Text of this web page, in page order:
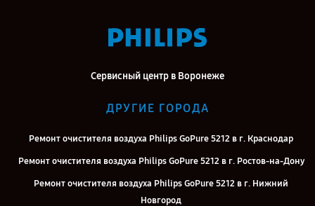
Сервисный центр в Воронеже
ДРУГИЕ ГОРОДА
Ремонт очистителя воздуха Philips GoPure 5212 в г. Краснодар
Ремонт очистителя воздуха Philips GoPure 5212 в г. Ростов-на-Дону
Ремонт очистителя воздуха Philips GoPure 5212 в г. Нижний
Новгород